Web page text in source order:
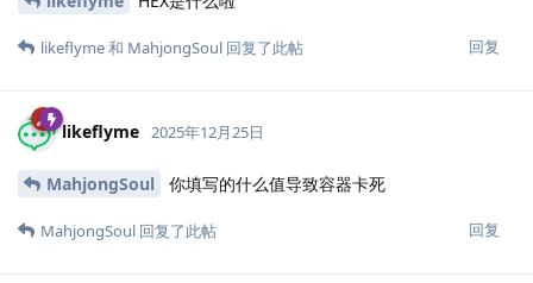
回复
likeflyme和 MahjongSoul 回复了此帖
likeflyme 2025年12月25日
MahjongSoul 你填写的什么值导致容器卡死
回复
MahjongSoul 回复了此帖